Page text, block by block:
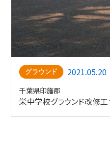
2021.05.20
千葉県印旛郡
栄中学校グラウンド改修